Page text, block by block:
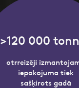
>120 000
otrreizēji
iepakojuma tiek
sašķirots gadā